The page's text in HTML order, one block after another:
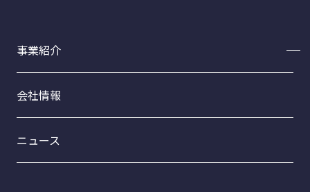
事業紹介
フードサイエンス事業部
ファインケミカル事業部
トライテックスCB-20
プロダクト事業部
会社情報
ニュース